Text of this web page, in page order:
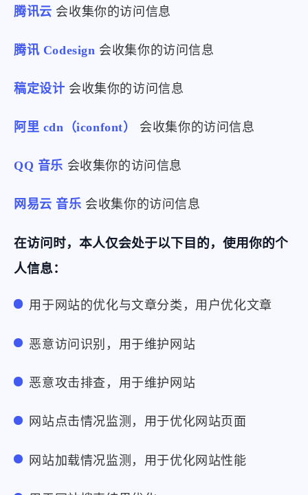
腾讯云 会收集你的访问信息
腾讯 Codesign 会收集你的访问信息
稿定设计 会收集你的访问信息
阿里 cdn（iconfont） 会收集你的访问信息
QQ 音乐 会收集你的访问信息
网易云 音乐 会收集你的访问信息
在访问时，本人仅会处于以下目的，使用你的个
人信息：
用于网站的优化与文章分类，用户优化文章
恶意访问识别，用于维护网站
恶意攻击排查，用于维护网站
网站点击情况监测，用于优化网站页面
网站加载情况监测，用于优化网站性能